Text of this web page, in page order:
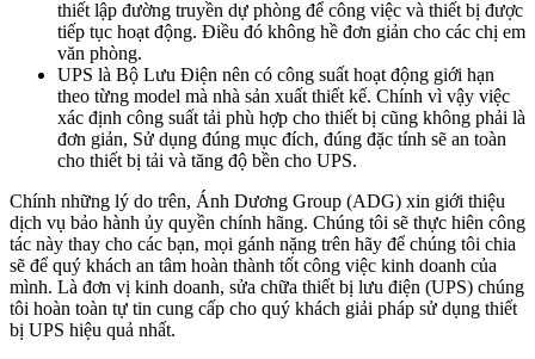
thiết lập đường truyền dự phòng để công việc và thiết bị được
tiếp tục hoạt động. Điều đó không hề đơn giản cho các chị em
văn phòng.
UPS là Bộ Lưu Điện nên có công suất hoạt động giới hạn
theo từng model mà nhà sản xuất thiết kế. Chính vì vậy việc
xác định công suất tải phù hợp cho thiết bị cũng không phải là
đơn giản, Sử dụng đúng mục đích, đúng đặc tính sẽ an toàn
cho thiết bị tải và tăng độ bền cho UPS.
Chính những lý do trên, Ánh Dương Group (ADG) xin giới thiệu
dịch vụ bảo hành ủy quyền chính hãng. Chúng tôi sẽ thực hiên công
tác này thay cho các bạn, mọi gánh nặng trên hãy để chúng tôi chia
sẽ để quý khách an tâm hoàn thành tốt công việc kinh doanh của
mình. Là đơn vị kinh doanh, sửa chữa thiết bị lưu điện (UPS) chúng
tôi hoàn toàn tự tin cung cấp cho quý khách giải pháp sử dụng thiết
bị UPS hiệu quả nhất.